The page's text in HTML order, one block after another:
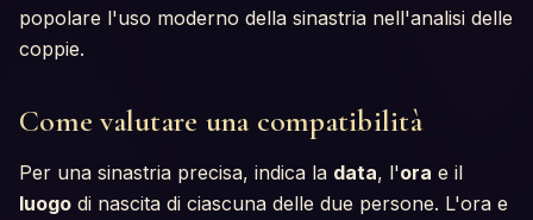
popolare l'uso moderno della sinastria nell'analisi delle
coppie.
Come valutare una compatibilità
Per una sinastria precisa, indica la data, l'ora e il
luogo di nascita di ciascuna delle due persone. L'ora e